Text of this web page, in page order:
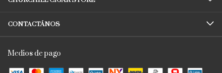
CONTACTÁNOS
Medios de pago